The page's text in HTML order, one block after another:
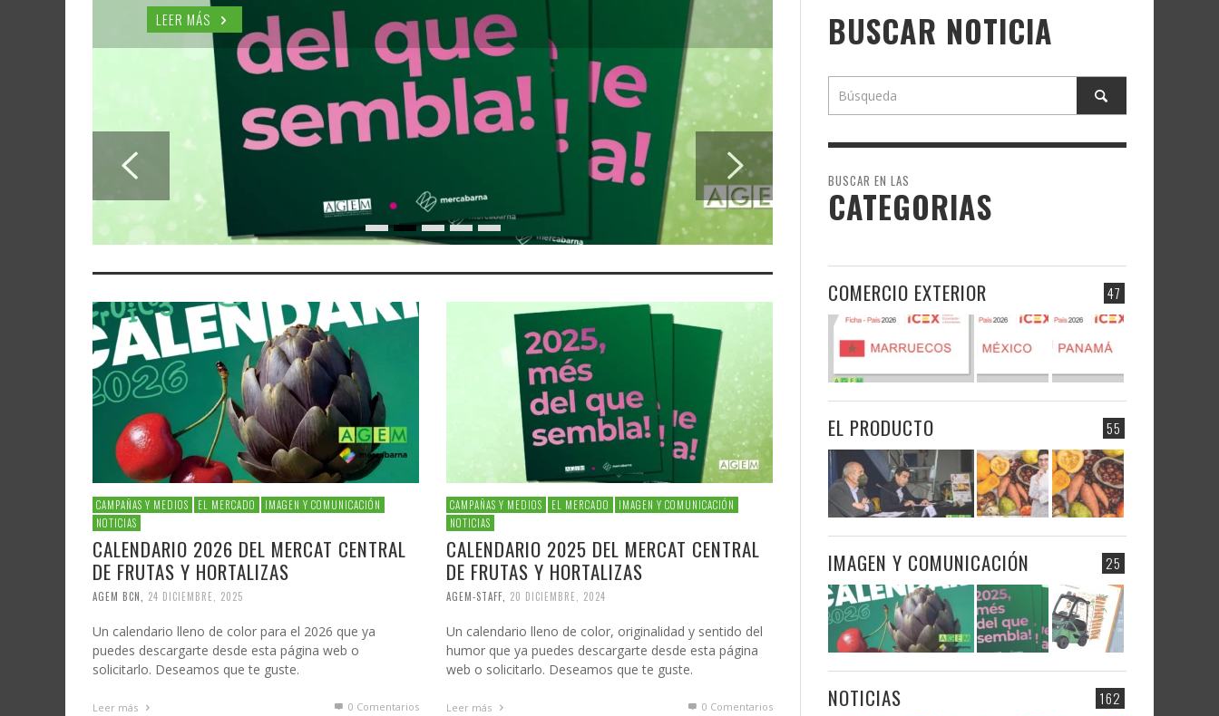
LEER MÁS
CAMPAÑAS Y MEDIOS EL MERCADO
IMAGEN Y COMUNICACIÓN
NOTICIAS
CALENDARIO 2026 DEL MERCAT CENTRAL
DE FRUTAS Y HORTALIZAS
AGEM BCN 24 DICIEMBRE, 2025
Un calendario lleno de color para el 2026 que ya
puedes descargarte desde esta página web o
solicitarlo. Deseamos que te guste.
Leer más 0 Comentarios
CAMPAÑAS Y MEDIOS EL MERCADO
IMAGEN Y COMUNICACIÓN
NOTICIAS
CALENDARIO 2025 DEL MERCAT CENTRAL
DE FRUTAS Y HORTALIZAS
AGEM-STAFF 20 DICIEMBRE, 2024
Un calendario lleno de color, originalidad y sentido del
humor que ya puedes descargarte desde esta página
web o solicitarlo. Deseamos que te guste.
Leer más 0 Comentarios
BUSCAR NOTICIA
BUSCAR EN LAS
CATEGORIAS
47
COMERCIO EXTERIOR
55
EL PRODUCTO
25
IMAGEN Y COMUNICACIÓN
162
NOTICIAS